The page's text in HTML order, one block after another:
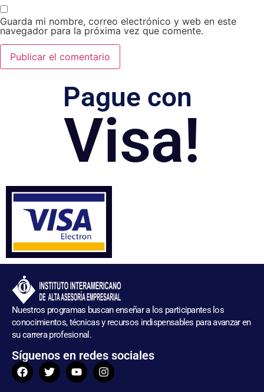
Guarda mi nombre, correo electrónico y web en este
navegador para la próxima vez que comente.
Pague con
Visa!
Nuestros programas buscan enseñar a los participantes los
conocimientos, técnicas y recursos indispensables para avanzar en
su carrera profesional.
Síguenos en redes sociales